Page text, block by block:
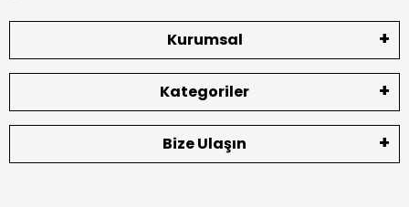
Kurumsal
Kategoriler
Bize Ulaşın